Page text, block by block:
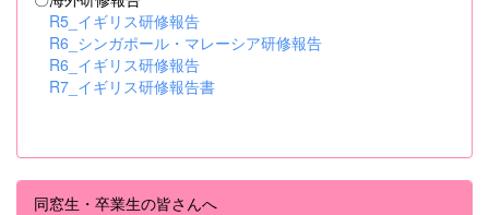
R5_イギリス研修報告
R6_シンガポール・マレーシア研修報告
R6_イギリス研修報告
R7_イギリス研修報告書
同窓生・卒業生の皆さんへ